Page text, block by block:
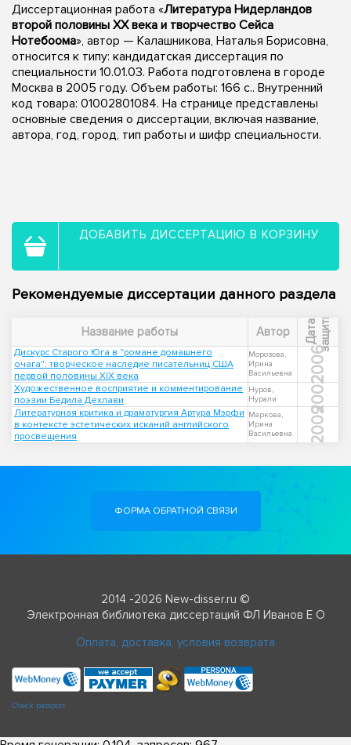
Диссертационная работа «Литература Нидерландов
второй половины XX века и творчество Сейса
Нотебоома», автор — Калашникова, Наталья Борисовна,
относится к типу: кандидатская диссертация по
специальности 10.01.03. Работа подготовлена в городе
Москва в 2005 году. Объем работы: 166 с.. Внутренний
код товара: 01002801084. На странице представлены
основные сведения о диссертации, включая название,
автора, год, город, тип работы и шифр специальности.
ДОБАВИТЬ ДИССЕРТАЦИЮ В КОРЗИНУ
Рекомендуемые диссертации данного раздела
Название работы Автор Д
а
т
а
з
а
щ
и
т ы
Дискурс Старого Юга в "романе домашнего
очага": творческое наследие писательниц США
первой половины XIX века
Морозова,
Ирина
Васильевна
2006
Художественное восприятие и комментирование
поэзии Бедила Дехлави
Нуров,
Нурали
2002
Литературная критика и драматургия Артура Мэрфи
в контексте эстетических исканий английского
просвещения
Маркова,
Ирина
Васильевна
2009
ФОРМА ОБРАТНОЙ СВЯЗИ
2014 -2026 New-disser.ru ©
Электронная библиотека диссертаций ФЛ Иванов Е О
Оплата, доставка, условия возврата
Check passport